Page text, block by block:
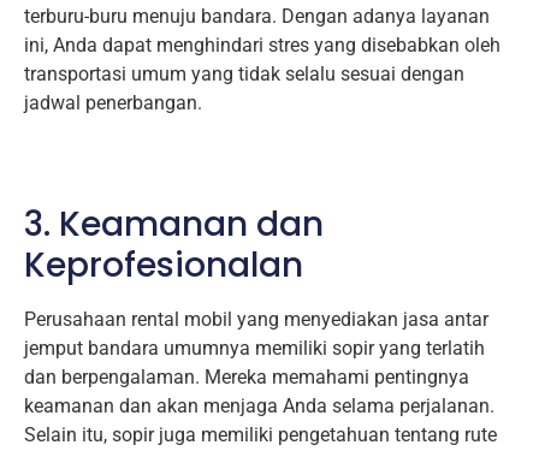
terburu-buru menuju bandara. Dengan adanya layanan
ini, Anda dapat menghindari stres yang disebabkan oleh
transportasi umum yang tidak selalu sesuai dengan
jadwal penerbangan.
3. Keamanan dan
Keprofesionalan
Perusahaan rental mobil yang menyediakan jasa antar
jemput bandara umumnya memiliki sopir yang terlatih
dan berpengalaman. Mereka memahami pentingnya
keamanan dan akan menjaga Anda selama perjalanan.
Selain itu, sopir juga memiliki pengetahuan tentang rute